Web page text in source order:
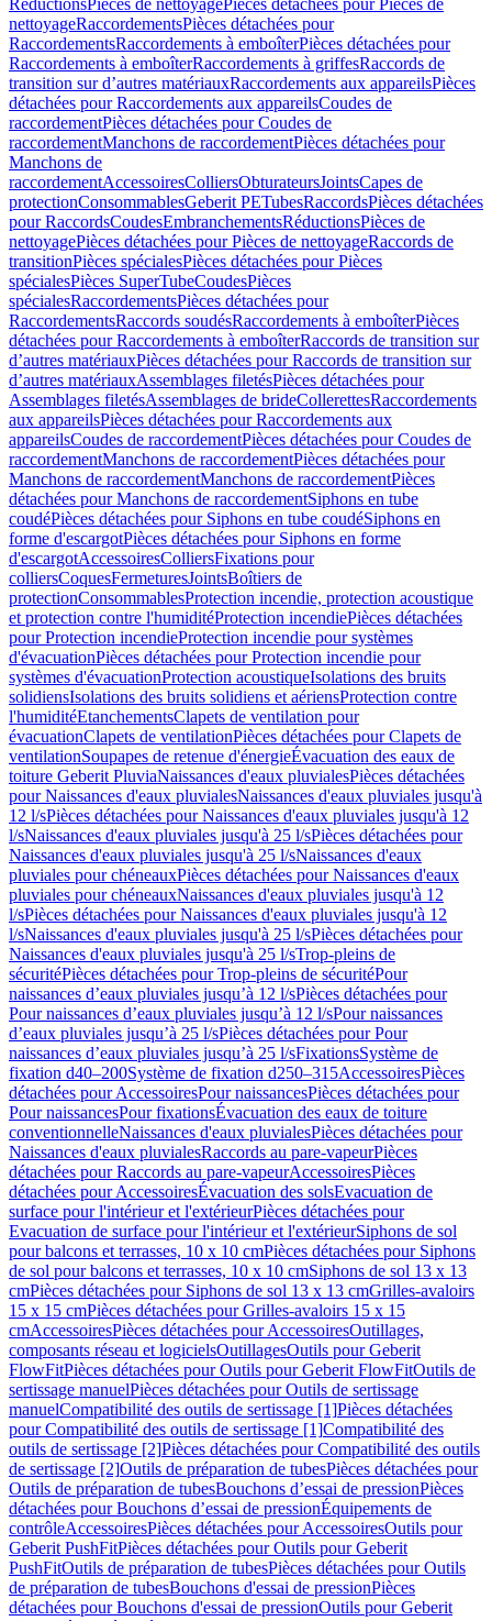
RéductionsPièces de nettoyagePièces détachées pour Pièces de
nettoyageRaccordementsPièces détachées pour
RaccordementsRaccordements à emboîterPièces détachées pour
Raccordements à emboîterRaccordements à griffesRaccords de
transition sur d’autres matériauxRaccordements aux appareilsPièces
détachées pour Raccordements aux appareilsCoudes de
raccordementPièces détachées pour Coudes de
raccordementManchons de raccordementPièces détachées pour
Manchons de
raccordementAccessoiresColliersObturateursJointsCapes de
protectionConsommablesGeberit PETubesRaccordsPièces détachées
pour RaccordsCoudesEmbranchementsRéductionsPièces de
nettoyagePièces détachées pour Pièces de nettoyageRaccords de
transitionPièces spécialesPièces détachées pour Pièces
spécialesPièces SuperTubeCoudesPièces
spécialesRaccordementsPièces détachées pour
RaccordementsRaccords soudésRaccordements à emboîterPièces
détachées pour Raccordements à emboîterRaccords de transition sur
d’autres matériauxPièces détachées pour Raccords de transition sur
d’autres matériauxAssemblages filetésPièces détachées pour
Assemblages filetésAssemblages de brideCollerettesRaccordements
aux appareilsPièces détachées pour Raccordements aux
appareilsCoudes de raccordementPièces détachées pour Coudes de
raccordementManchons de raccordementPièces détachées pour
Manchons de raccordementManchons de raccordementPièces
détachées pour Manchons de raccordementSiphons en tube
coudéPièces détachées pour Siphons en tube coudéSiphons en
forme d'escargotPièces détachées pour Siphons en forme
d'escargotAccessoiresColliersFixations pour
colliersCoquesFermeturesJointsBoîtiers de
protectionConsommablesProtection incendie, protection acoustique
et protection contre l'humiditéProtection incendiePièces détachées
pour Protection incendieProtection incendie pour systèmes
d'évacuationPièces détachées pour Protection incendie pour
systèmes d'évacuationProtection acoustiqueIsolations des bruits
solidiensIsolations des bruits solidiens et aériensProtection contre
l'humiditéEtanchementsClapets de ventilation pour
évacuationClapets de ventilationPièces détachées pour Clapets de
ventilationSoupapes de retenue d'énergieÉvacuation des eaux de
toiture Geberit PluviaNaissances d'eaux pluvialesPièces détachées
pour Naissances d'eaux pluvialesNaissances d'eaux pluviales jusqu'à
12 l/sPièces détachées pour Naissances d'eaux pluviales jusqu'à 12
l/sNaissances d'eaux pluviales jusqu'à 25 l/sPièces détachées pour
Naissances d'eaux pluviales jusqu'à 25 l/sNaissances d'eaux
pluviales pour chéneauxPièces détachées pour Naissances d'eaux
pluviales pour chéneauxNaissances d'eaux pluviales jusqu'à 12
l/sPièces détachées pour Naissances d'eaux pluviales jusqu'à 12
l/sNaissances d'eaux pluviales jusqu'à 25 l/sPièces détachées pour
Naissances d'eaux pluviales jusqu'à 25 l/sTrop-pleins de
sécuritéPièces détachées pour Trop-pleins de sécuritéPour
naissances d’eaux pluviales jusqu’à 12 l/sPièces détachées pour
Pour naissances d’eaux pluviales jusqu’à 12 l/sPour naissances
d’eaux pluviales jusqu’à 25 l/sPièces détachées pour Pour
naissances d’eaux pluviales jusqu’à 25 l/sFixationsSystème de
fixation d40–200Système de fixation d250–315AccessoiresPièces
détachées pour AccessoiresPour naissancesPièces détachées pour
Pour naissancesPour fixationsÉvacuation des eaux de toiture
conventionnelleNaissances d'eaux pluvialesPièces détachées pour
Naissances d'eaux pluvialesRaccords au pare-vapeurPièces
détachées pour Raccords au pare-vapeurAccessoiresPièces
détachées pour AccessoiresÉvacuation des solsEvacuation de
surface pour l'intérieur et l'extérieurPièces détachées pour
Evacuation de surface pour l'intérieur et l'extérieurSiphons de sol
pour balcons et terrasses, 10 x 10 cmPièces détachées pour Siphons
de sol pour balcons et terrasses, 10 x 10 cmSiphons de sol 13 x 13
cmPièces détachées pour Siphons de sol 13 x 13 cmGrilles-avaloirs
15 x 15 cmPièces détachées pour Grilles-avaloirs 15 x 15
cmAccessoiresPièces détachées pour AccessoiresOutillages,
composants réseau et logicielsOutillagesOutils pour Geberit
FlowFitPièces détachées pour Outils pour Geberit FlowFitOutils de
sertissage manuelPièces détachées pour Outils de sertissage
manuelCompatibilité des outils de sertissage [1]Pièces détachées
pour Compatibilité des outils de sertissage [1]Compatibilité des
outils de sertissage [2]Pièces détachées pour Compatibilité des outils
de sertissage [2]Outils de préparation de tubesPièces détachées pour
Outils de préparation de tubesBouchons d’essai de pressionPièces
détachées pour Bouchons d’essai de pressionÉquipements de
contrôleAccessoiresPièces détachées pour AccessoiresOutils pour
Geberit PushFitPièces détachées pour Outils pour Geberit
PushFitOutils de préparation de tubesPièces détachées pour Outils
de préparation de tubesBouchons d'essai de pressionPièces
détachées pour Bouchons d'essai de pressionOutils pour Geberit